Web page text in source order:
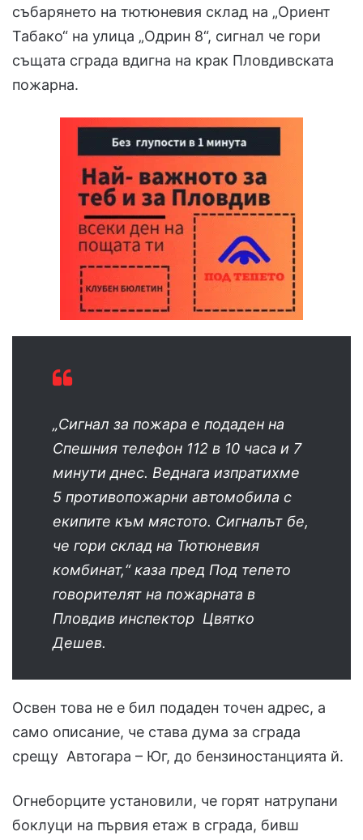
събарянето на тютюневия склад на „Ориент
Табако“ на улица „Одрин 8“, сигнал че гори
същата сграда вдигна на крак Пловдивската
пожарна.
„Сигнал за пожара е подаден на
Спешния телефон 112 в 10 часа и 7
минути днес. Веднага изпратихме
5 противопожарни автомобила с
екипите към мястото. Сигналът бе,
че гори склад на Тютюневия
комбинат,“ каза пред Под тепето
говорителят на пожарната в
Пловдив инспектор Цвятко
Дешев.
Освен това не е бил подаден точен адрес, а
само описание, че става дума за сграда
срещу Автогара – Юг, до бензиностанцията й.
Огнеборците установили, че горят натрупани
боклуци на първия етаж в сграда, бивш